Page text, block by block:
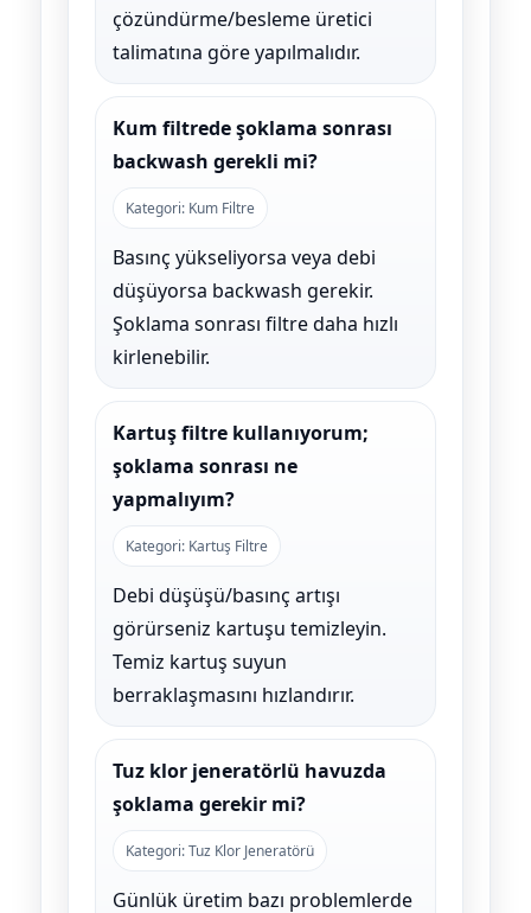
çözündürme/besleme üretici
talimatına göre yapılmalıdır.
Kum filtrede şoklama sonrası
backwash gerekli mi?
Kategori: Kum Filtre
Basınç yükseliyorsa veya debi
düşüyorsa backwash gerekir.
Şoklama sonrası filtre daha hızlı
kirlenebilir.
Kartuş filtre kullanıyorum;
şoklama sonrası ne
yapmalıyım?
Kategori: Kartuş Filtre
Debi düşüşü/basınç artışı
görürseniz kartuşu temizleyin.
Temiz kartuş suyun
berraklaşmasını hızlandırır.
Tuz klor jeneratörlü havuzda
şoklama gerekir mi?
Kategori: Tuz Klor Jeneratörü
Günlük üretim bazı problemlerde